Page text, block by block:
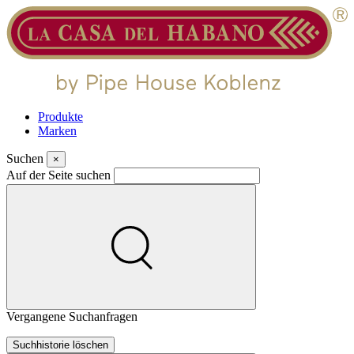
Produkte
Marken
Suchen ×
Auf der Seite suchen
Vergangene Suchanfragen
Suchhistorie löschen